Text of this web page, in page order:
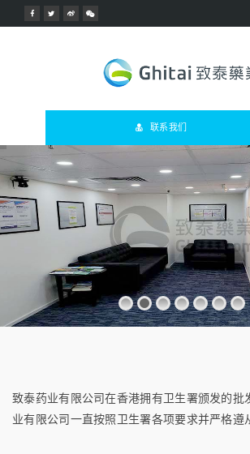
联系我们
致泰药业有限公司在香港拥有卫生署颁发的批
业有限公司一直按照卫生署各项要求并严格遵